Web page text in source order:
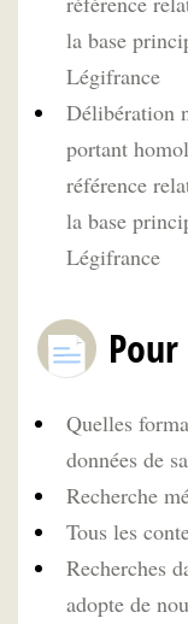
la base
Légifrance
Délibération
portant
référence
la base
Légifrance
Quelles
données de
Recherche
Tous les
Recherches
adopte de